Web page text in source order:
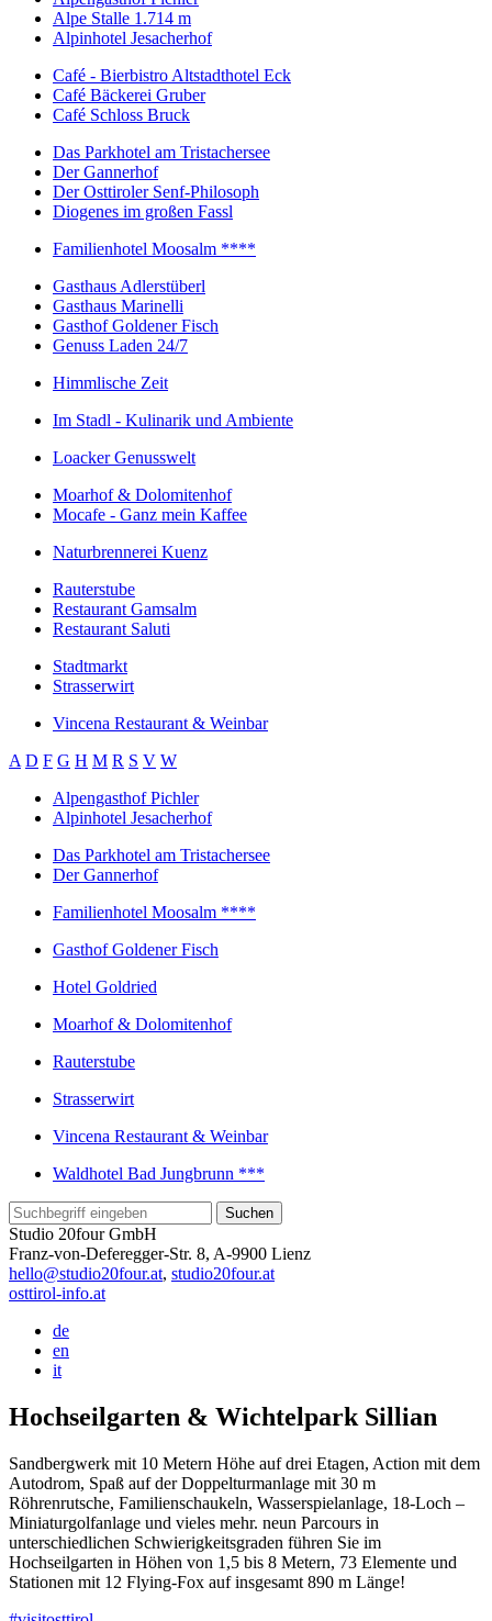
Alpe Stalle 1.714 m
Alpinhotel Jesacherhof
Café - Bierbistro Altstadthotel Eck
Café Bäckerei Gruber
Café Schloss Bruck
Das Parkhotel am Tristachersee
Der Gannerhof
Der Osttiroler Senf-Philosoph
Diogenes im großen Fassl
Familienhotel Moosalm ****
Gasthaus Adlerstüberl
Gasthaus Marinelli
Gasthof Goldener Fisch
Genuss Laden 24/7
Himmlische Zeit
Im Stadl - Kulinarik und Ambiente
Loacker Genusswelt
Moarhof & Dolomitenhof
Mocafe - Ganz mein Kaffee
Naturbrennerei Kuenz
Rauterstube
Restaurant Gamsalm
Restaurant Saluti
Stadtmarkt
Strasserwirt
Vincena Restaurant & Weinbar
A D F G H M R S V W
Alpengasthof Pichler
Alpinhotel Jesacherhof
Das Parkhotel am Tristachersee
Der Gannerhof
Familienhotel Moosalm ****
Gasthof Goldener Fisch
Hotel Goldried
Moarhof & Dolomitenhof
Rauterstube
Strasserwirt
Vincena Restaurant & Weinbar
Waldhotel Bad Jungbrunn ***
Studio 20four GmbH
Franz-von-Deferegger-Str. 8, A-9900 Lienz
hello@studio20four.at, studio20four.at
osttirol-info.at
de
en
it
Hochseilgarten & Wichtelpark Sillian
Sandbergwerk mit 10 Metern Höhe auf drei Etagen, Action mit dem
Autodrom, Spaß auf der Doppelturmanlage mit 30 m
Röhrenrutsche, Familienschaukeln, Wasserspielanlage, 18-Loch –
Miniaturgolfanlage und vieles mehr. neun Parcours in
unterschiedlichen Schwierigkeitsgraden führen Sie im
Hochseilgarten in Höhen von 1,5 bis 8 Metern, 73 Elemente und
Stationen mit 12 Flying-Fox auf insgesamt 890 m Länge!